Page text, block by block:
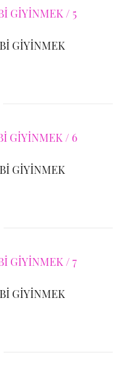
GİYİNMEK
GİYİNMEK
GİYİNMEK